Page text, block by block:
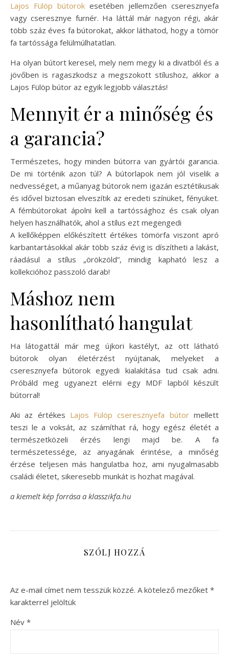
Lajos Fülöp bútorok esetében jellemzően cseresznyefa
vagy cseresznye furnér. Ha láttál már nagyon régi, akár
több száz éves fa bútorokat, akkor láthatod, hogy a tömör
fa tartóssága felülmúlhatatlan.
Ha olyan bútort keresel, mely nem megy ki a divatból és a
jövőben is ragaszkodsz a megszokott stílushoz, akkor a
Lajos Fülöp bútor az egyik legjobb választás!
Mennyit ér a minőség és
a garancia?
Természetes, hogy minden bútorra van gyártói garancia.
De mi történik azon túl? A bútorlapok nem jól viselik a
nedvességet, a műanyag bútorok nem igazán esztétikusak
és idővel biztosan elveszítik az eredeti színüket, fényüket.
A fémbútorokat ápolni kell a tartóssághoz és csak olyan
helyen használhatók, ahol a stílus ezt megengedi
A kellőképpen előkészített értékes tömörfa viszont apró
karbantartásokkal akár több száz évig is díszítheti a lakást,
ráadásul a stílus „örökzöld”, mindig kapható lesz a
kollekcióhoz passzoló darab!
Máshoz nem
hasonlítható hangulat
Ha látogattál már meg újkori kastélyt, az ott látható
bútorok olyan életérzést nyújtanak, melyeket a
cseresznyefa bútorok egyedi kialakítása tud csak adni.
Próbáld meg ugyanezt elérni egy MDF lapból készült
bútorral!
Aki az értékes Lajos Fülöp cseresznyefa bútormellett
teszi le a voksát, az számíthat rá, hogy egész életét a
természetközeli érzés lengi majd be. A fa
természetessége, az anyagának érintése, a minőség
érzése teljesen más hangulatba hoz, ami nyugalmasabb
családi életet, sikeresebb munkát is hozhat magával.
a kiemelt kép forrása a klasszikfa.hu
SZÓLJ HOZZÁ
Az e-mail címet nem tesszük közzé. A kötelező mezőket *
karakterrel jelöltük
Név *